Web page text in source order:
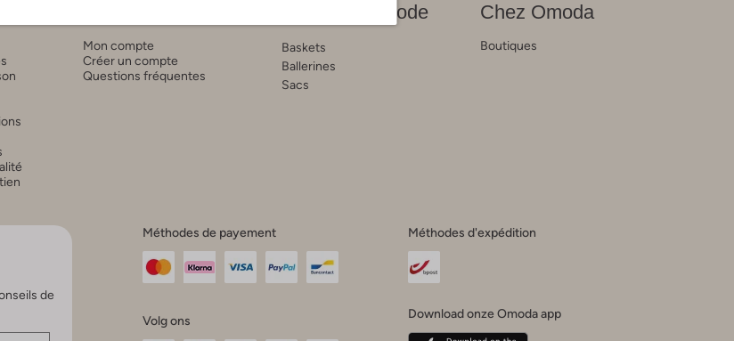
Mon compte
Créer un compte
Questions fréquentes
Tendances mode
Baskets
Ballerines
Sacs
Chez Omoda
Boutiques
de
Méthodes de payement
Volg ons
Méthodes d'expédition
Download onze Omoda app